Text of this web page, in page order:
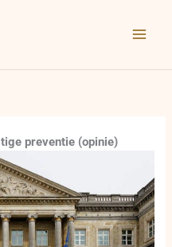
preventie (opinie)